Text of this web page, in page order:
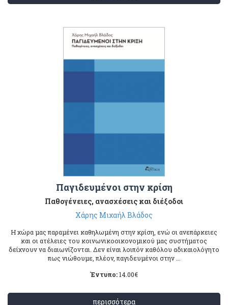
Παγιδευμένοι στην κρίση
Παθογένειες, ανασχέσεις και διέξοδοι
Χάρης Μιχαήλ Βλάδος
Η χώρα μας παραμένει καθηλωμένη στην κρίση, ενώ οι ανεπάρκειες
και οι ατέλειες του κοινωνικοοικονομικού μας συστήματος
δείχνουν να διαιωνίζονται. Δεν είναι λοιπόν καθόλου αδικαιολόγητο
πως νιώθουμε, πλέον, παγιδευμένοι στην ...
Έντυπο:14.00€
περισσότερα